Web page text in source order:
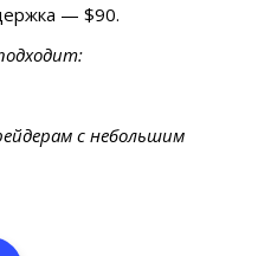
— $90.
с небольшим